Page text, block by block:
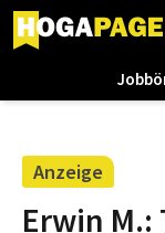
Anzeige
Erwin